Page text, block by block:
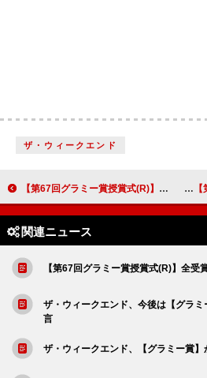
ザ・ウィークエンド
【第67回グラミー賞授賞式(R)】レディー・ガガ＆ブルーノ・マーズ「Die With A Smile」が＜最優秀ポップ・パフォーマンス（デュオ/グループ）＞受賞
関連ニュース
【第67回グラミー賞授賞式(R)】全受
ザ・ウィークエンド、今後は【グラ
言
ザ・ウィークエンド、【グラミー賞